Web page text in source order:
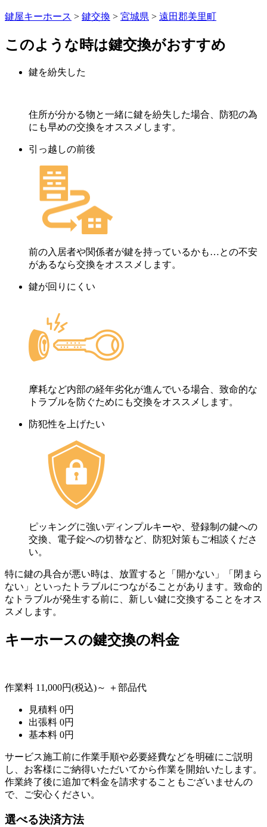
鍵屋キーホース > 鍵交換 > 宮城県 > 遠田郡美里町
このような時は鍵交換がおすすめ
鍵を紛失した
住所が分かる物と一緒に鍵を紛失した場合、防犯の為
にも早めの交換をオススメします。
引っ越しの前後
前の入居者や関係者が鍵を持っているかも…との不安
があるなら交換をオススメします。
鍵が回りにくい
摩耗など内部の経年劣化が進んでいる場合、致命的な
トラブルを防ぐためにも交換をオススメします。
防犯性を上げたい
ピッキングに強いディンプルキーや、登録制の鍵への
交換、電子錠への切替など、防犯対策もご相談くださ
い。
特に鍵の具合が悪い時は、放置すると「開かない」「閉まら
ない」といったトラブルにつながることがあります。致命的
なトラブルが発生する前に、新しい鍵に交換することをオス
スメします。
キーホースの鍵交換の料金
作業料 11,000円(税込)～ ＋部品代
見積料 0円
出張料 0円
基本料 0円
サービス施工前に作業手順や必要経費などを明確にご説明
し、お客様にご納得いただいてから作業を開始いたします。
作業終了後に追加で料金を請求することもございませんの
で、ご安心ください。
選べる決済方法